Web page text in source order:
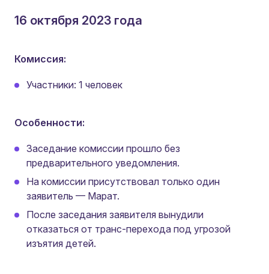
16 октября 2023 года
Комиссия:
Участники: 1 человек
Особенности:
Заседание комиссии прошло без
предварительного уведомления.
На комиссии присутствовал только один
заявитель — Марат.
После заседания заявителя вынудили
отказаться от транс-перехода под угрозой
изъятия детей.